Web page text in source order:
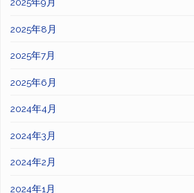
2025年8月
2025年7月
2025年6月
2024年4月
2024年3月
2024年2月
2024年1月